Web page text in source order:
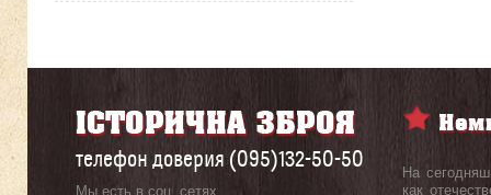
телефон доверия (095)132-50-50
Мы есть в соц. сетях
На
как